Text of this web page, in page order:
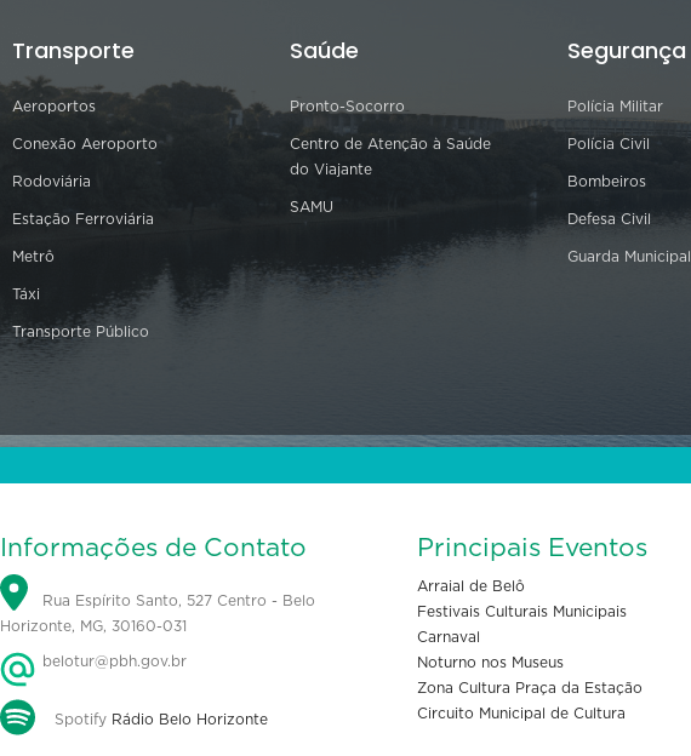
Transporte
Aeroportos
Conexão Aeroporto
Rodoviária
Estação Ferroviária
Metrô
Táxi
Transporte Público
Saúde
Pronto-Socorro
Centro de Atenção à Saúde
do Viajante
SAMU
Segurança
Polícia Militar
Polícia Civil
Bombeiros
Defesa Civil
Guarda Municipal
Informações de Contato
Rua Espírito Santo, 527 Centro - Belo
Horizonte, MG, 30160-031
belotur@pbh.gov.br
Spotify Rádio Belo Horizonte
Principais Eventos
Arraial de Belô
Festivais Culturais Municipais
Carnaval
Noturno nos Museus
Zona Cultura Praça da Estação
Circuito Municipal de Cultura